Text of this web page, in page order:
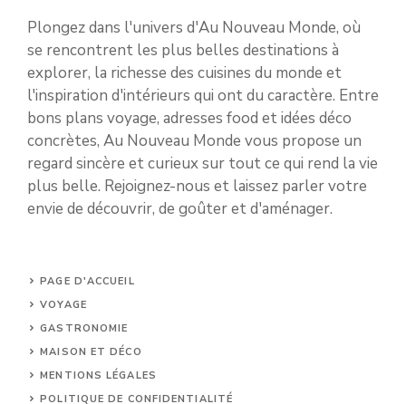
Plongez dans l'univers d'Au Nouveau Monde, où
se rencontrent les plus belles destinations à
explorer, la richesse des cuisines du monde et
l'inspiration d'intérieurs qui ont du caractère. Entre
bons plans voyage, adresses food et idées déco
concrètes, Au Nouveau Monde vous propose un
regard sincère et curieux sur tout ce qui rend la vie
plus belle. Rejoignez-nous et laissez parler votre
envie de découvrir, de goûter et d'aménager.
PAGE D'ACCUEIL
VOYAGE
GASTRONOMIE
MAISON ET DÉCO
MENTIONS LÉGALES
POLITIQUE DE CONFIDENTIALITÉ